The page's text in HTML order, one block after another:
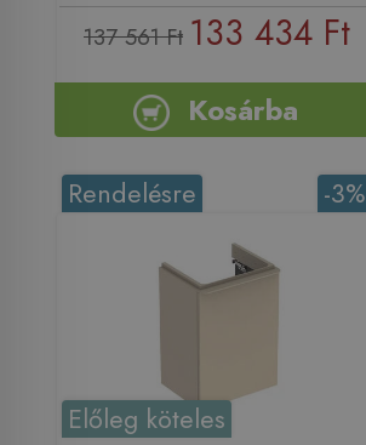
137 561 Ft 133 434 Ft
Kosárba
-3%
Rendelésre
Előleg köteles